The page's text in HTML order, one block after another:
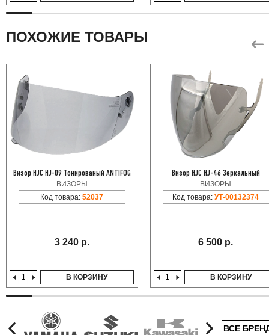
ПОХОЖИЕ ТОВАРЫ
Визор HJC HJ-09 Тонированый ANTIFOG
ВИЗОРЫ
Код товара:52037
3 240 р.
В КОРЗИНУ
Визор HJC HJ-46 Зеркальный
ВИЗОРЫ
Код товара:УТ-00132374
6 500 р.
В КОРЗИНУ
ВСЕ